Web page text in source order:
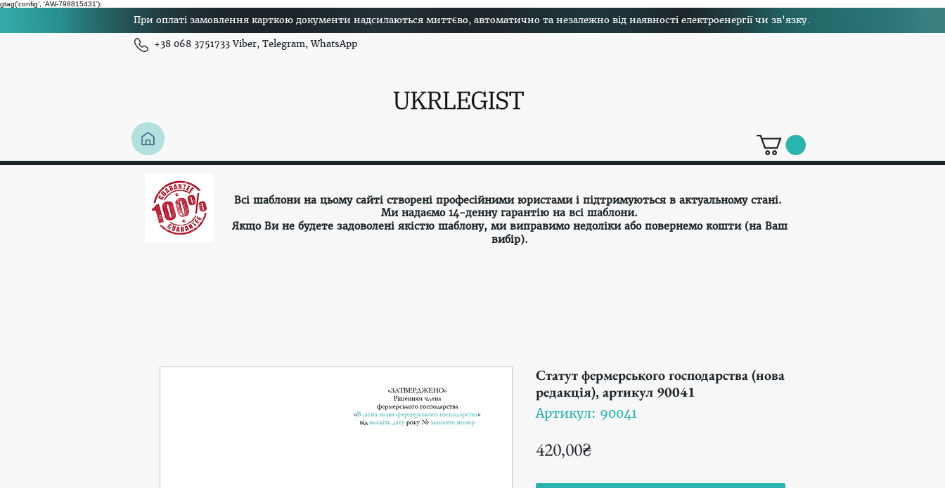
gtag('config', 'AW-798815431');
При оплаті замовлення карткою документи надсилаються миттєво, автоматично та незалежно від наявності електроенергії чи зв'язку.
+38 068 3751733 Viber, Telegram, WhatsApp
Всі шаблони на цьому сайті створені професійними юристами і підтримуються в актуальному стані.
Ми надаємо 14-денну гарантію на всі шаблони.
Якщо Ви не будете задоволені якістю шаблону, ми виправимо недоліки або повернемо кошти (на Ваш
вибір).
Статут фермерського господарства (нова
редакція), артикул 90041
Артикул: 90041
420,00₴Цена